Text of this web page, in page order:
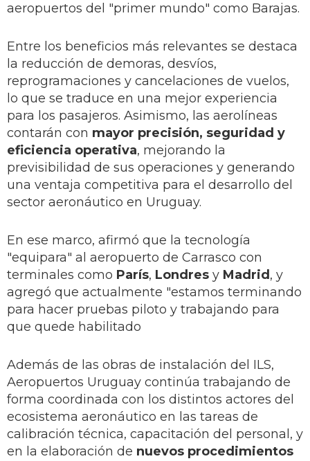
aeropuertos del "primer mundo" como Barajas.
Entre los beneficios más relevantes se destaca
la reducción de demoras, desvíos,
reprogramaciones y cancelaciones de vuelos,
lo que se traduce en una mejor experiencia
para los pasajeros. Asimismo, las aerolíneas
contarán con mayor precisión, seguridad y
eficiencia operativa, mejorando la
previsibilidad de sus operaciones y generando
una ventaja competitiva para el desarrollo del
sector aeronáutico en Uruguay.
En ese marco, afirmó que la tecnología
"equipara" al aeropuerto de Carrasco con
terminales como París, Londres y Madrid , y
agregó que actualmente "estamos terminando
para hacer pruebas piloto y trabajando para
que quede habilitado
Además de las obras de instalación del ILS,
Aeropuertos Uruguay continúa trabajando de
forma coordinada con los distintos actores del
ecosistema aeronáutico en las tareas de
calibración técnica, capacitación del personal, y
en la elaboración de nuevos procedimientos